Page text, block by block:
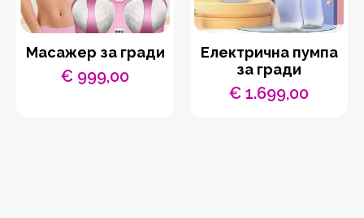
Масажер за гради
€ 999,00
Електрична пумпа
за гради
€ 1.699,00